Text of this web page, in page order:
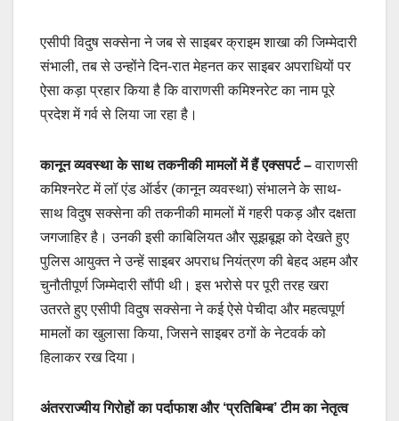
एसीपी विदुष सक्सेना ने जब से साइबर क्राइम शाखा की जिम्मेदारी
संभाली, तब से उन्होंने दिन-रात मेहनत कर साइबर अपराधियों पर
ऐसा कड़ा प्रहार किया है कि वाराणसी कमिश्नरेट का नाम पूरे
प्रदेश में गर्व से लिया जा रहा है।
कानून व्यवस्था के साथ तकनीकी मामलों में हैं एक्सपर्ट –वाराणसी
कमिश्नरेट में लॉ एंड ऑर्डर (कानून व्यवस्था) संभालने के साथ-
साथ विदुष सक्सेना की तकनीकी मामलों में गहरी पकड़ और दक्षता
जगजाहिर है। उनकी इसी काबिलियत और सूझबूझ को देखते हुए
पुलिस आयुक्त ने उन्हें साइबर अपराध नियंत्रण की बेहद अहम और
चुनौतीपूर्ण जिम्मेदारी सौंपी थी। इस भरोसे पर पूरी तरह खरा
उतरते हुए एसीपी विदुष सक्सेना ने कई ऐसे पेचीदा और महत्वपूर्ण
मामलों का खुलासा किया, जिसने साइबर ठगों के नेटवर्क को
हिलाकर रख दिया।
अंतरराज्यीय गिरोहों का पर्दाफाश और ‘प्रतिबिम्ब’ टीम का नेतृत्व